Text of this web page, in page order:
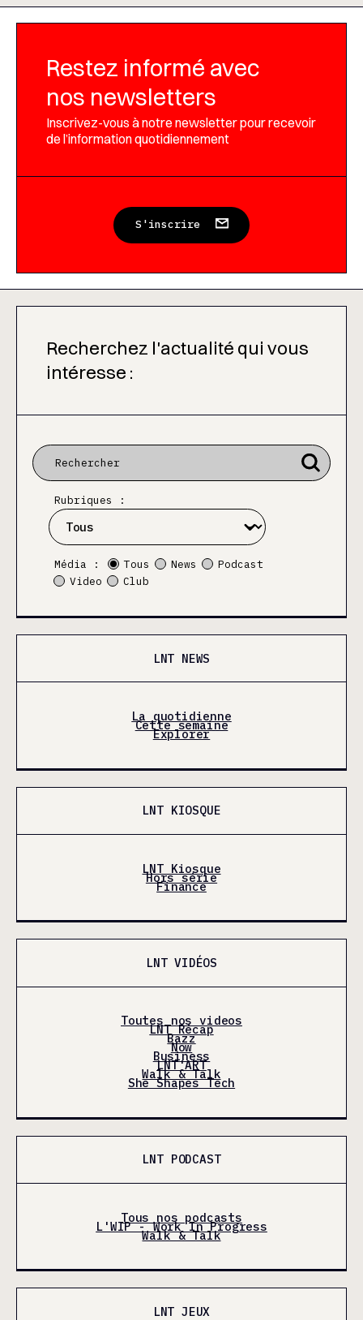
Restez informé avec
nos newsletters
Inscrivez-vous à notre newsletter pour recevoir
de l’information quotidiennement
S'inscrire
Recherchez l'actualité qui vous
intéresse :
Rubriques :
Média : Tous News
Podcast
Video
Club
LNT NEWS
La quotidienne
Cette semaine
Explorer
LNT KIOSQUE
LNT Kiosque
Hors série
Finance
LNT VIDÉOS
Toutes nos videos
LNT Récap
Bazz
Now
Business
LNT'ART
Walk & Talk
She Shapes Tech
LNT PODCAST
Tous nos podcasts
L'WIP - Work In Progress
Walk & Talk
LNT JEUX